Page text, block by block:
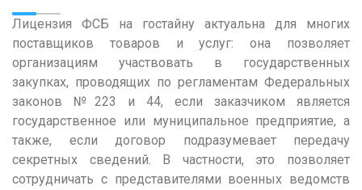
Лицензия ФСБ на гостайну актуальна для многих
поставщиков товаров и услуг: она позволяет
организациям участвовать в государственных
закупках, проводящих по регламентам Федеральных
законов №223 и 44, если заказчиком является
государственное или муниципальное предприятие, а
также, если договор подразумевает передачу
секретных сведений. В частности, это позволяет
сотрудничать с представителями военных ведомств
Кемерово
Киров
Краснодар
Красноярск
Курган
Курск